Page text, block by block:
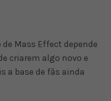
Mass Effect depende
criarem algo novo e
a base de fãs ainda